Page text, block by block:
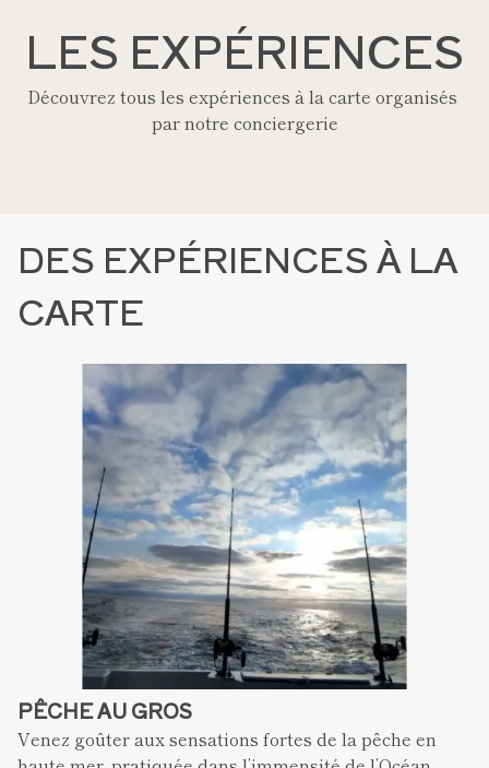
LES EXPÉRIENCES
Découvrez tous les expériences à la carte organisés
par notre conciergerie
DES EXPÉRIENCES À LA
CARTE
PÊCHE AU GROS
Venez goûter aux sensations fortes de la pêche en